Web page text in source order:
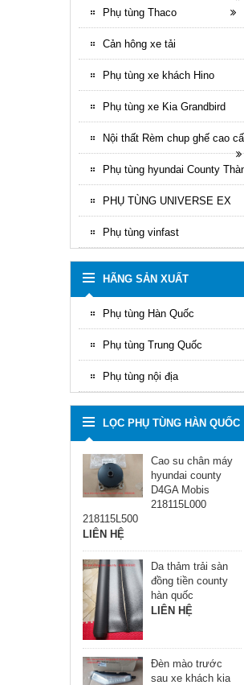
Tủ thùng lạnh xe khách
alpicool C75 75 lít chính hãng
LIÊN HỆ
Phụ tùng Thaco
Cản hông xe tải
Phụ tùng xe khách Hino
Phụ tùng xe Kia Grandbird
Nội thất Rèm chup ghế cao
Phụ tùng hyundai County
PHỤ TÙNG UNIVERSE EX
Phụ tùng vinfast
HÃNG SẢN XUẤT
Phụ tùng Hàn Quốc
Phụ tùng Trung Quốc
Phụ tùng nội địa
LỌC PHỤ TÙNG HÀN QUỐC
Cao su chân máy
hyundai county
D4GA Mobis
218115L000
218115L500
LIÊN HỆ
Da thảm trải sàn
đồng tiền county
hàn quốc
LIÊN HỆ
Đèn mào trước
sau xe khách kia